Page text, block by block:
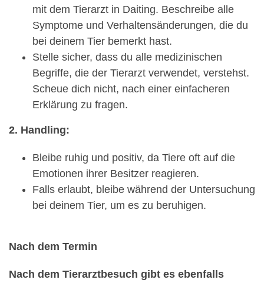
mit dem Tierarzt in Daiting. Beschreibe alle
Symptome und Verhaltensänderungen, die du
bei deinem Tier bemerkt hast.
Stelle sicher, dass du alle medizinischen
Begriffe, die der Tierarzt verwendet, verstehst.
Scheue dich nicht, nach einer einfacheren
Erklärung zu fragen.
2. Handling:
Bleibe ruhig und positiv, da Tiere oft auf die
Emotionen ihrer Besitzer reagieren.
Falls erlaubt, bleibe während der Untersuchung
bei deinem Tier, um es zu beruhigen.
Nach dem Termin
Nach dem Tierarztbesuch gibt es ebenfalls